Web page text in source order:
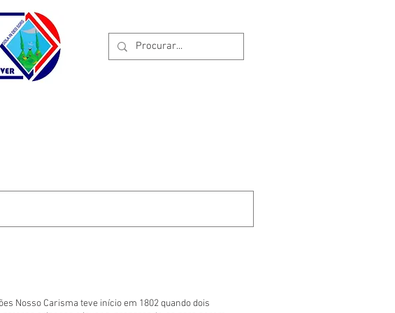
Nosso Carisma teve início em 1802 quando dois